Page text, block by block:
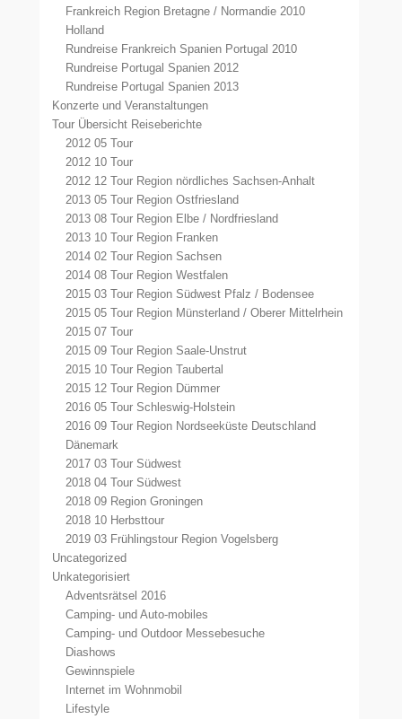
Frankreich Region Bretagne / Normandie 2010
Holland
Rundreise Frankreich Spanien Portugal 2010
Rundreise Portugal Spanien 2012
Rundreise Portugal Spanien 2013
Konzerte und Veranstaltungen
Tour Übersicht Reiseberichte
2012 05 Tour
2012 10 Tour
2012 12 Tour Region nördliches Sachsen-Anhalt
2013 05 Tour Region Ostfriesland
2013 08 Tour Region Elbe / Nordfriesland
2013 10 Tour Region Franken
2014 02 Tour Region Sachsen
2014 08 Tour Region Westfalen
2015 03 Tour Region Südwest Pfalz / Bodensee
2015 05 Tour Region Münsterland / Oberer Mittelrhein
2015 07 Tour
2015 09 Tour Region Saale-Unstrut
2015 10 Tour Region Taubertal
2015 12 Tour Region Dümmer
2016 05 Tour Schleswig-Holstein
2016 09 Tour Region Nordseeküste Deutschland
Dänemark
2017 03 Tour Südwest
2018 04 Tour Südwest
2018 09 Region Groningen
2018 10 Herbsttour
2019 03 Frühlingstour Region Vogelsberg
Uncategorized
Unkategorisiert
Adventsrätsel 2016
Camping- und Auto-mobiles
Camping- und Outdoor Messebesuche
Diashows
Gewinnspiele
Internet im Wohnmobil
Lifestyle